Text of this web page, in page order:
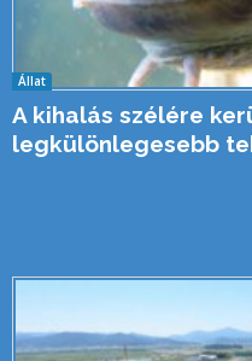
Állat
A kihalás szélére
legkülönlegesebb